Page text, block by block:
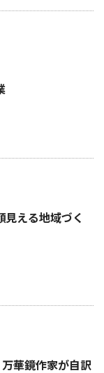
える地域づく
華鏡作家が自訳